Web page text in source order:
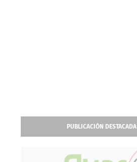
PUBLICACIÓN DESTACADA